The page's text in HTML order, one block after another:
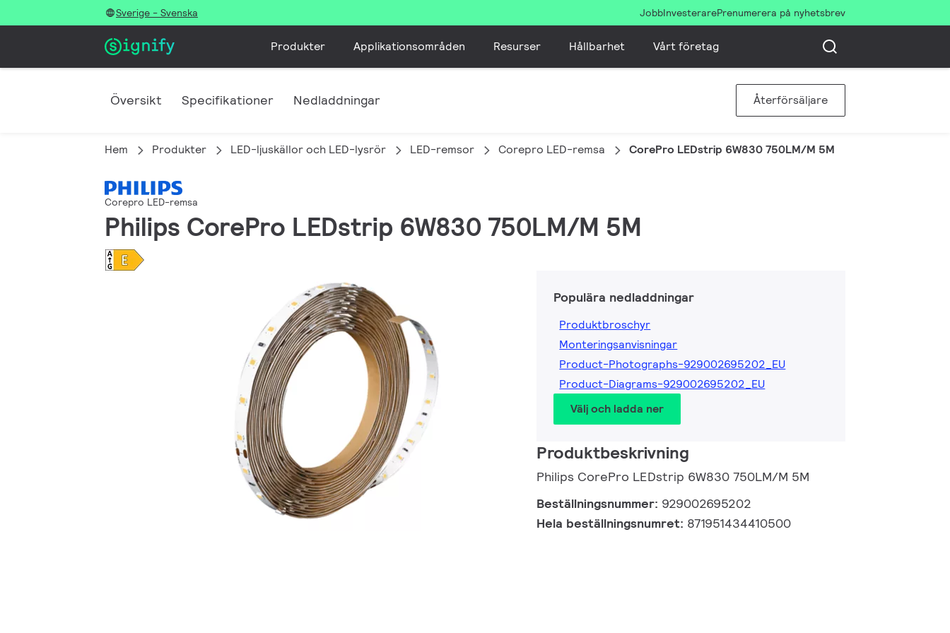
Sverige - Svenska JobbInvesterarePrenumerera på nyhetsbrev
Produkter Applikationsområden Resurser Hållbarhet Vårt företag
Översikt Specifikationer Nedladdningar Återförsäljare
Hem Produkter LED-ljuskällor och LED-lysrör LED-remsor Corepro LED-remsa CorePro LEDstrip 6W830 750LM/M 5M
Corepro LED-remsa
Philips CorePro LEDstrip 6W830 750LM/M 5M
Populära nedladdningar
Produktbroschyr
Monteringsanvisningar
Product-Photographs-929002695202_EU
Product-Diagrams-929002695202_EU
Välj och ladda ner
Produktbeskrivning
Philips CorePro LEDstrip 6W830 750LM/M 5M
Beställningsnummer: 929002695202
Hela beställningsnumret: 871951434410500